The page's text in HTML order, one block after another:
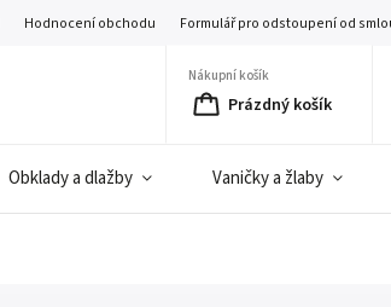
Hodnocení obchodu Formulář pro odstoupení od
Nákupní košík
Prázdný košík
Obklady a dlažby Vaničky a žlaby